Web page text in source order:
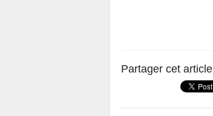
Partager cet article